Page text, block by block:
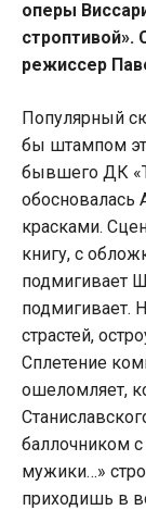
оперы
строптивой».
режиссер
Популярный
бы штампом
бывшего ДК
обосновалась
красками.
книгу, с
подмигивает
подмигивает.
страстей,
Сплетение
ошеломляет,
баллочником
мужики…»
приходишь в